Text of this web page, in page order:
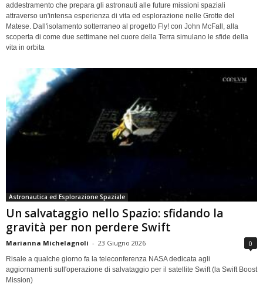
addestramento che prepara gli astronauti alle future missioni spaziali
attraverso un'intensa esperienza di vita ed esplorazione nelle Grotte del
Matese. Dall'isolamento sotterraneo al progetto Fly! con John McFall, alla
scoperta di come due settimane nel cuore della Terra simulano le sfide della
vita in orbita
Astronautica ed Esplorazione Spaziale
Un salvataggio nello Spazio: sfidando la
gravità per non perdere Swift
Marianna Michelagnoli - 23 Giugno 2026 0
Risale a qualche giorno fa la teleconferenza NASA dedicata agli
aggiornamenti sull'operazione di salvataggio per il satellite Swift (la Swift Boost
Mission)